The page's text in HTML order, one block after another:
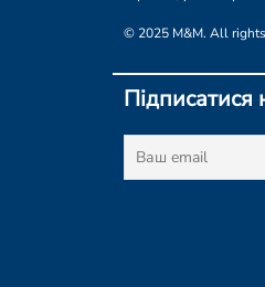
© 2025 M&M. All rights
Підписатися